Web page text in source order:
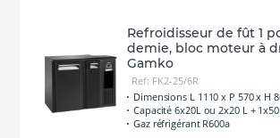
Refroidisseur de fût 1
demie, bloc moteur à
Gamko
Ref: FK2-25/6R
Dimensions L 1110 x P 570 x H
Capacité 6x20L ou 2x20 L + 1x50L
Gaz réfrigérant R600a